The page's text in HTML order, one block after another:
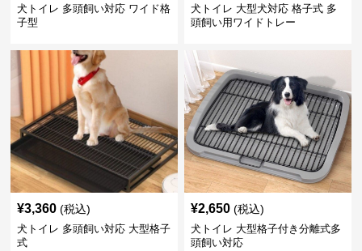
犬トイレ 多頭飼い対応 ワイド格
子型
犬トイレ 大型犬対応 格子式 多
頭飼い用ワイドトレー
¥3,360 (税込)
犬トイレ 多頭飼い対応 大型格子
式
¥2,650 (税込)
犬トイレ 大型格子付き分離式多
頭飼い対応